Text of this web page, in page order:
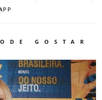
GOSTAR